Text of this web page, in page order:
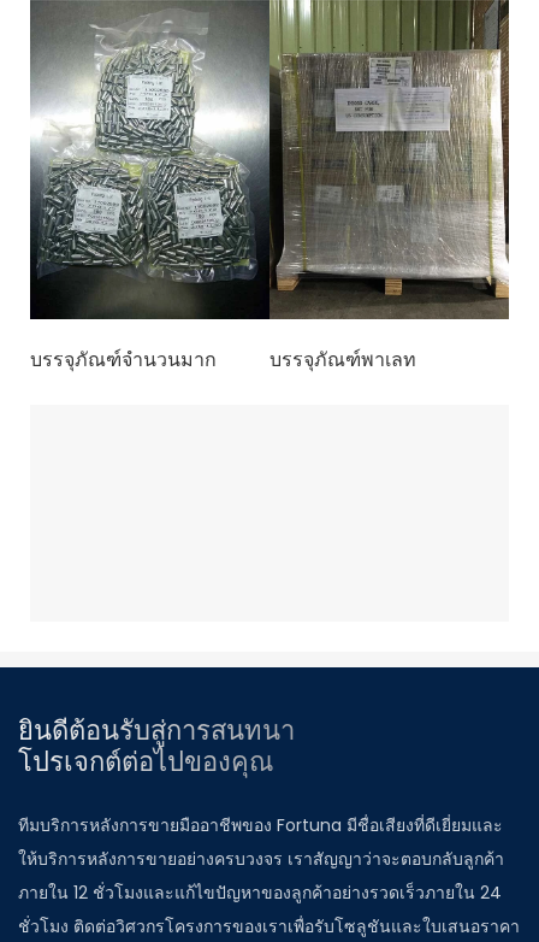
บรรจุภัณฑ์จำนวนมาก บรรจุภัณฑ์พาเลท
ยินดีต้อนรับสู่การสนทนา
โปรเจกต์ต่อไปของคุณ
ทีมบริการหลังการขายมืออาชีพของ Fortuna มีชื่อเสียงที่ดีเยี่ยมและ
ให้บริการหลังการขายอย่างครบวงจร เราสัญญาว่าจะตอบกลับลูกค้า
ภายใน 12 ชั่วโมงและแก้ไขปัญหาของลูกค้าอย่างรวดเร็วภายใน 24
ชั่วโมง ติดต่อวิศวกรโครงการของเราเพื่อรับโซลูชันและใบเสนอราคา